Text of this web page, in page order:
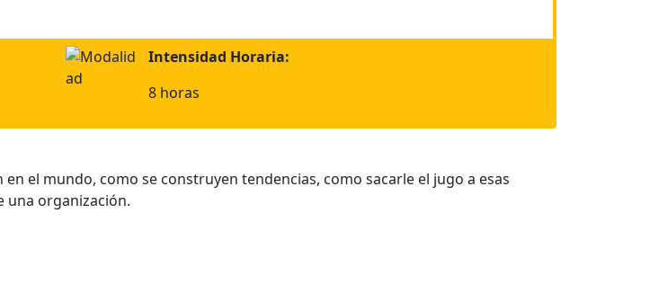
Intensidad Horaria:
8 horas
el mundo, como se construyen tendencias, como sacarle el jugo a esas
una organización.